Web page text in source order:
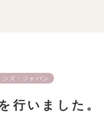
ズ・ジャパン
行いました。